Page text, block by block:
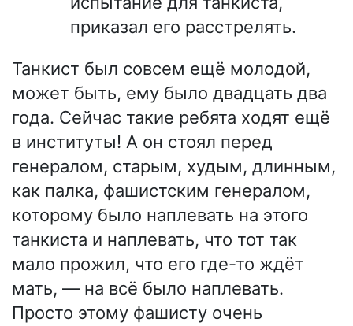
приказал его расстрелять.
Танкист был совсем ещё молодой,
может быть, ему было двадцать два
года. Сейчас такие ребята ходят ещё
в институты! А он стоял перед
генералом, старым, худым, длинным,
как палка, фашистским генералом,
которому было наплевать на этого
танкиста и наплевать, что тот так
мало прожил, что его где-то ждёт
мать, — на всё было наплевать.
Просто этому фашисту очень